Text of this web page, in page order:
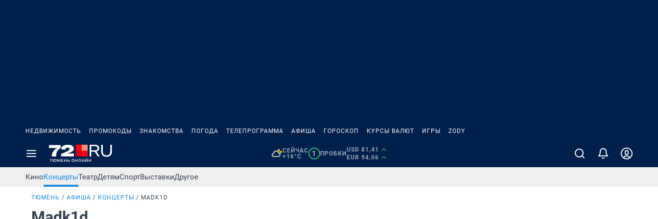
НЕДВИЖИМОСТЬ ПРОМОКОДЫ ЗНАКОМСТВА ПОГОДА ТЕЛЕПРОГРАММА АФИША ГОРОСКОП КУРСЫ ВАЛЮТ ИГРЫ ZODY
СЕЙЧАС
+16°C
1 ПРОБКИ
USD 81,41
EUR 94,06
КиноКонцертыТеатрДетямСпортВыставкиДругое
ТЮМЕНЬ АФИША КОНЦЕРТЫ MADK1D